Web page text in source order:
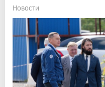
Новости